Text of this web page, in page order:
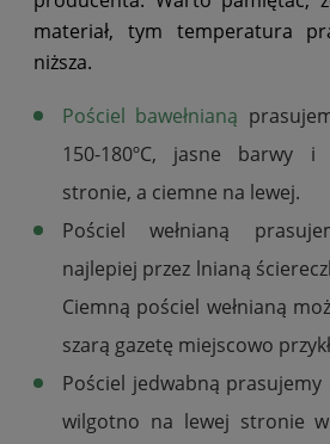
materiał, tym temperatura
niższa.
Pościel bawełnianą
150-180ºC, jasne barwy
stronie, a ciemne na lewej.
Pościel wełnianą
najlepiej przez lnianą
Ciemną pościel wełnianą
szarą gazetę miejscowo
Pościel jedwabną
wilgotno na lewej stronie